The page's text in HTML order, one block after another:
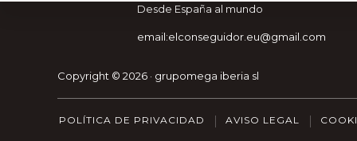
Explore
more
Desde España al mundo
email:elconseguidor.eu@gmail.com
Copyright © 2026 · grupomega iberia sl
POLÍTICA DE PRIVACIDAD AVISO LEGAL